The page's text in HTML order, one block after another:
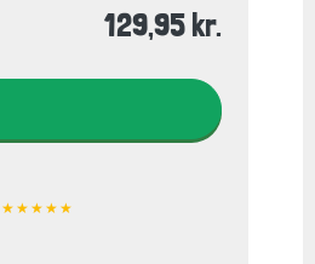
129,95 kr.
★★★★★